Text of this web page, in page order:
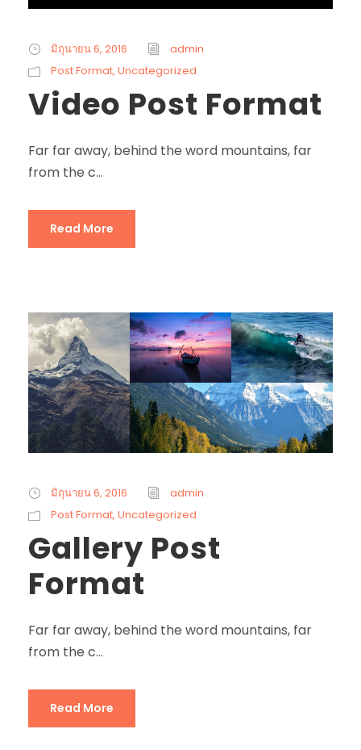
มิถุนายน 6, 2016
admin
Post Format, Uncategorized
Video Post Format
Far far away, behind the word mountains, far
from the c...
Read More
มิถุนายน 6, 2016
admin
Post Format, Uncategorized
Gallery Post
Format
Far far away, behind the word mountains, far
from the c...
Read More